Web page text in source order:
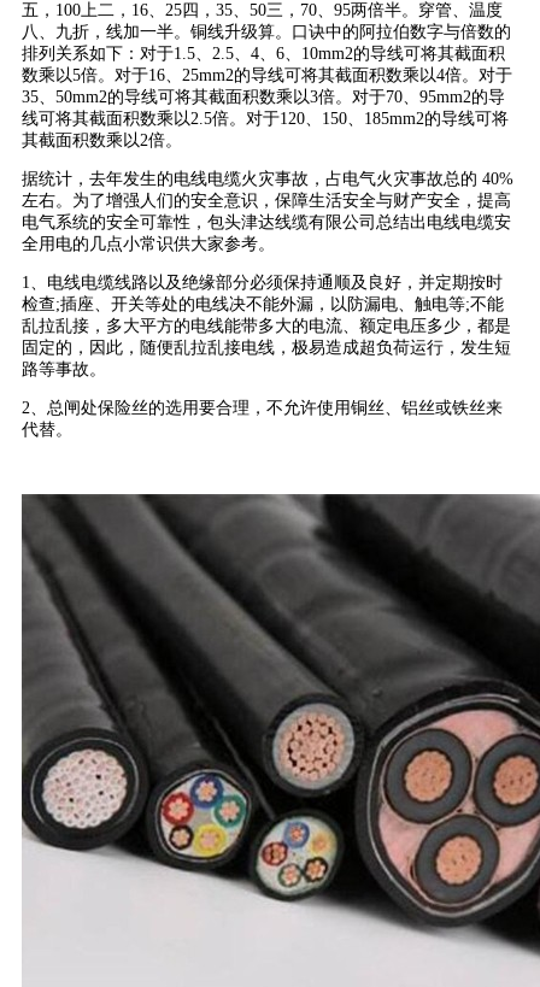
五，100上二，16、25四，35、50三，70、95两倍半。穿管、温度
八、九折，线加一半。铜线升级算。口诀中的阿拉伯数字与倍数的
排列关系如下：对于1.5、2.5、4、6、10mm2的导线可将其截面积
数乘以5倍。对于16、25mm2的导线可将其截面积数乘以4倍。对于
35、50mm2的导线可将其截面积数乘以3倍。对于70、95mm2的导
线可将其截面积数乘以2.5倍。对于120、150、185mm2的导线可将
其截面积数乘以2倍。
据统计，去年发生的电线电缆火灾事故，占电气火灾事故总的 40%
左右。为了增强人们的安全意识，保障生活安全与财产安全，提高
电气系统的安全可靠性，包头津达线缆有限公司总结出电线电缆安
全用电的几点小常识供大家参考。
1、电线电缆线路以及绝缘部分必须保持通顺及良好，并定期按时
检查;插座、开关等处的电线决不能外漏，以防漏电、触电等;不能
乱拉乱接，多大平方的电线能带多大的电流、额定电压多少，都是
固定的，因此，随便乱拉乱接电线，极易造成超负荷运行，发生短
路等事故。
2、总闸处保险丝的选用要合理，不允许使用铜丝、铝丝或铁丝来
代替。